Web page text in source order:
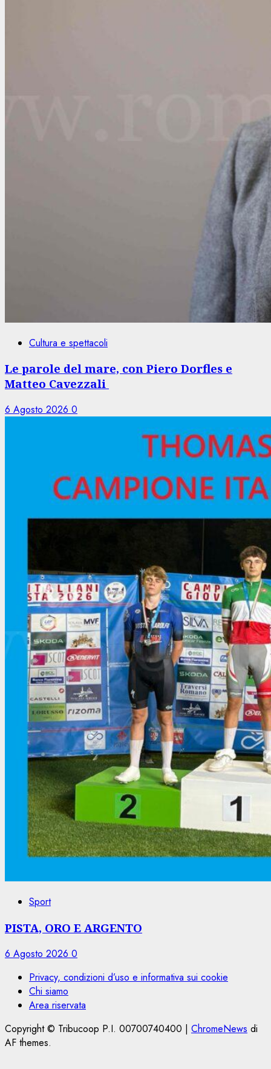
Cultura e spettacoli
Le parole del mare, con Piero Dorfles e
Matteo Cavezzali
6 Agosto 2026 0
Sport
PISTA, ORO E ARGENTO
6 Agosto 2026 0
Privacy, condizioni d’uso e informativa sui cookie
Chi siamo
Area riservata
Copyright © Tribucoop P.I. 00700740400 | ChromeNews di
AF themes.